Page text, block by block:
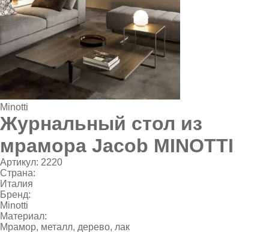
Minotti
Журнальный стол из
мрамора Jacob MINOTTI
Артикул: 2220
Страна:
Италия
Бренд:
Minotti
Материал:
Мрамор, металл, дерево, лак